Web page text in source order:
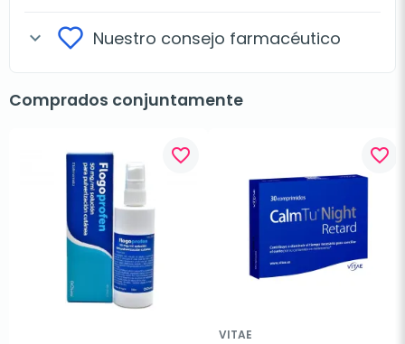
expand_more Nuestro consejo farmacéutico
Comprados conjuntamente
favorite_border favorite_border
VITAE